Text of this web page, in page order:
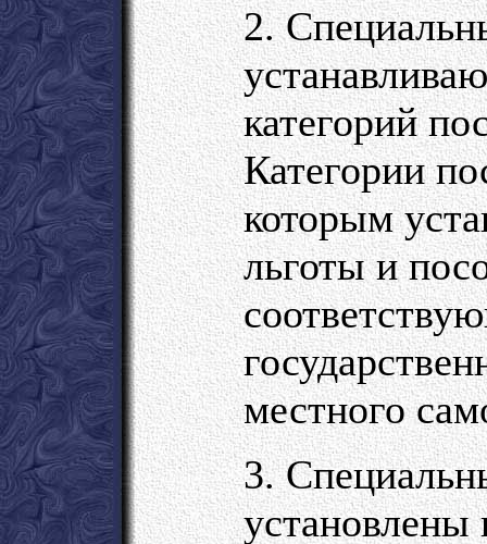
2.
категорий
Категории
которым
льготы и
местного
3.
установлены